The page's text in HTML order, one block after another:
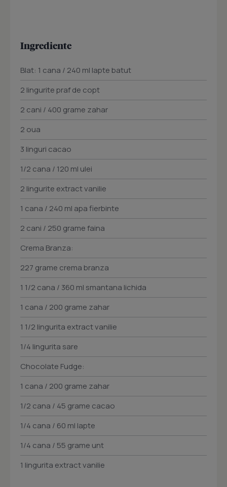
Ingrediente
Blat: 1 cana / 240 ml lapte batut
2 lingurite praf de copt
2 cani / 400 grame zahar
2 oua
3 linguri cacao
1/2 cana / 120 ml ulei
2 lingurite extract vanilie
1 cana / 240 ml apa fierbinte
2 cani / 250 grame faina
Crema Branza:
227 grame crema branza
1 1/2 cana / 360 ml smantana lichida
1 cana / 200 grame zahar
1 1/2 lingurita extract vanilie
1/4 lingurita sare
Chocolate Fudge:
1 cana / 200 grame zahar
1/2 cana / 45 grame cacao
1/4 cana / 60 ml lapte
1/4 cana / 55 grame unt
1 lingurita extract vanilie